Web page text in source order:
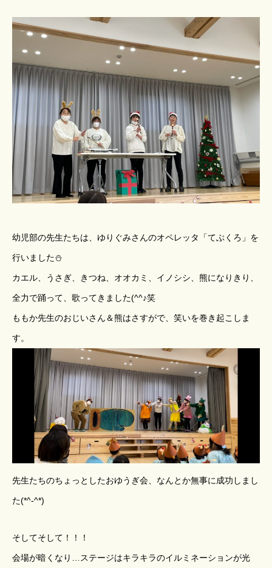
幼児部の先生たちは、ゆりぐみさんのオペレッタ「てぶくろ」を
行いました⛄
カエル、うさぎ、きつね、オオカミ、イノシシ、熊になりきり、
全力で踊って、歌ってきました(^^♪笑
ももか先生のおじいさん＆熊はさすがで、笑いを巻き起こしま
す。
先生たちのちょっとしたおゆうぎ会、なんとか無事に成功しまし
た(*^-^*)
そしてそして！！！
会場が暗くなり…ステージはキラキラのイルミネーションが光